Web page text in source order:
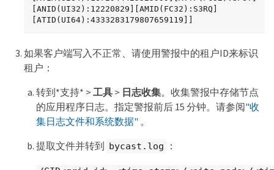
[ANID(UI32):12220829][AMID(FC32):S3RQ]
[ATID(UI64):4333283179807659119]]
如果客户端写入不正常、请使用警报中的租户ID来标识
租户：
转到*支持* > 工具> 日志收集。收集警报中存储节点
的应用程序日志。指定警报前后 15 分钟。请参阅"收
集日志文件和系统数据" 。
提取文件并转到 bycast.log ：